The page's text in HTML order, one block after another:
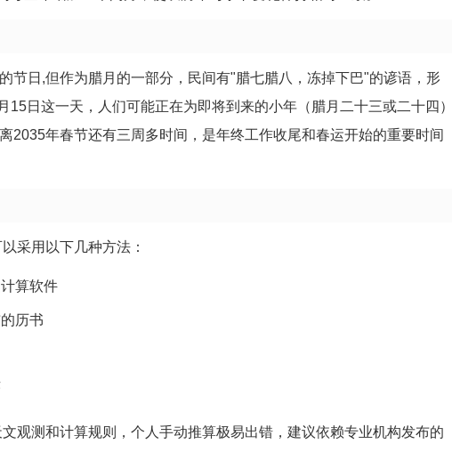
节日,但作为腊月的一部分，民间有"腊七腊八，冻掉下巴"的谚语，形
日这一天，人们可能正在为即将到来的小年（腊月二十三或二十四）
2035年春节还有三周多时间，是年终工作收尾和春运开始的重要时间
采用以下几种方法：
算软件
历书
观测和计算规则，个人手动推算极易出错，建议依赖专业机构发布的